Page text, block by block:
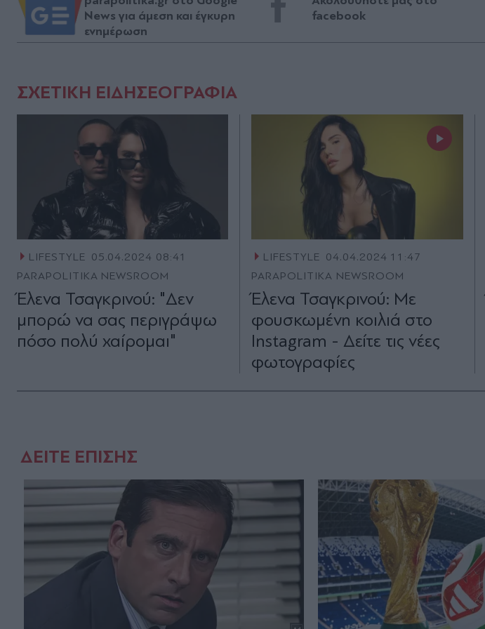
News για άμεση και έγκυρη
ενημέρωση
facebook
ΣΧΕΤΙΚΗ ΕΙΔΗΣΕΟΓΡΑΦΙΑ
LIFESTYLE 05.04.2024 08:41
PARAPOLITIKA NEWSROOM
Έλενα Τσαγκρινού: "Δεν
μπορώ να σας περιγράψω
πόσο πολύ χαίρομαι"
LIFESTYLE 04.04.2024 11:47
PARAPOLITIKA NEWSROOM
Έλενα Τσαγκρινού: Με
φουσκωμένη κοιλιά στο
Instagram - Δείτε τις νέες
φωτογραφίες